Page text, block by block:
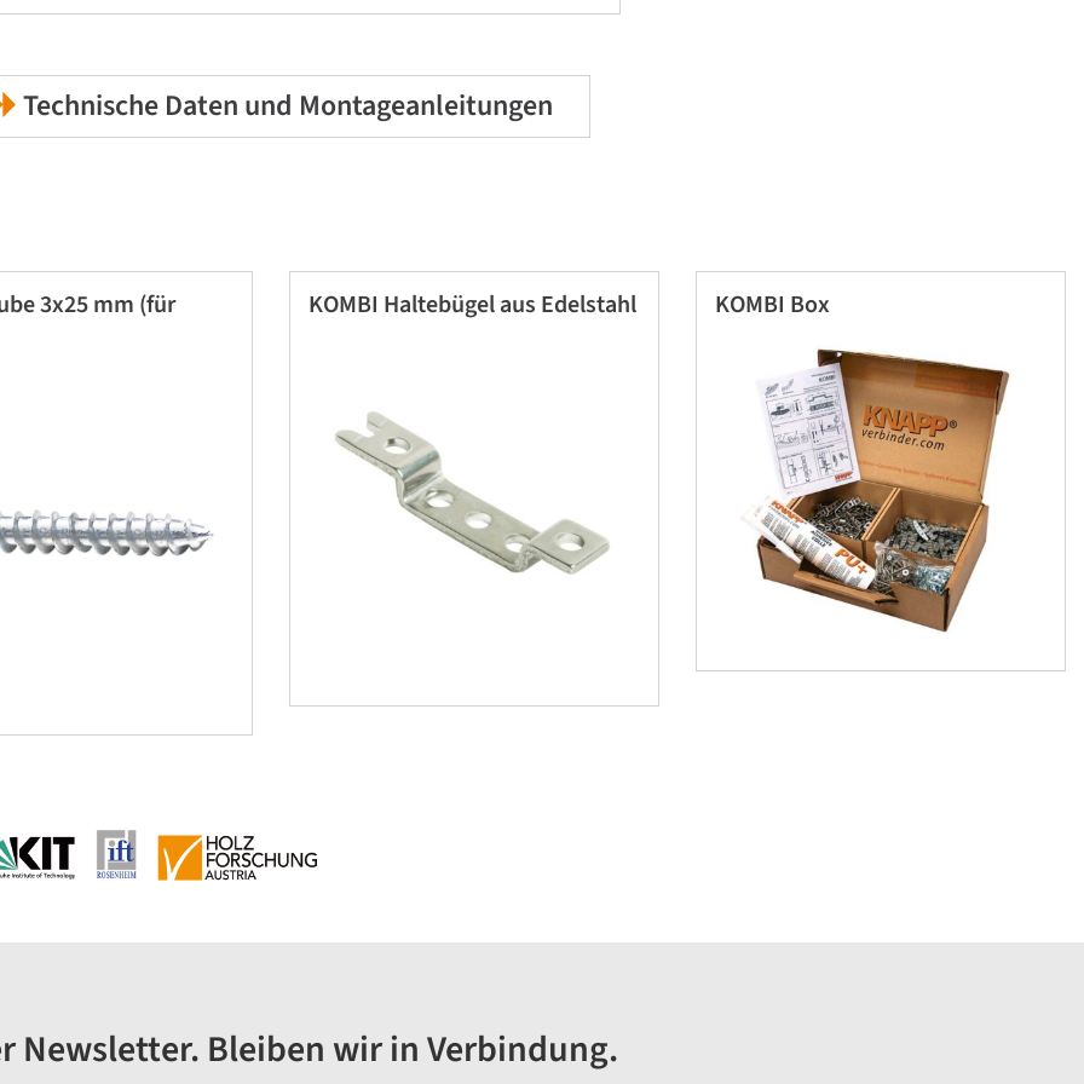
Technische Daten und Montageanleitungen
3x25 mm (für KOMBI Haltebügel aus Edelstahl KOMBI Box
Newsletter. Bleiben wir in Verbindung.